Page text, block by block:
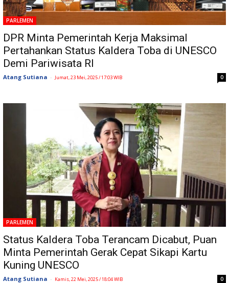
PARLEMEN
DPR Minta Pemerintah Kerja Maksimal
Pertahankan Status Kaldera Toba di UNESCO
Demi Pariwisata RI
Atang Sutiana - Jumat, 23 Mei, 2025 / 17:03 WIB 0
PARLEMEN
Status Kaldera Toba Terancam Dicabut, Puan
Minta Pemerintah Gerak Cepat Sikapi Kartu
Kuning UNESCO
Atang Sutiana - Kamis, 22 Mei, 2025 / 18:04 WIB 0